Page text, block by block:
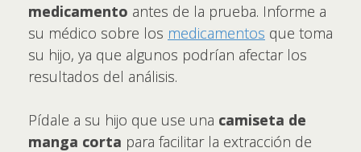
medicamento antes de la prueba. Informe a
su médico sobre los medicamentos que toma
su hijo, ya que algunos podrían afectar los
resultados del análisis.
Pídale a su hijo que use una camiseta de
manga corta para facilitar la extracción de